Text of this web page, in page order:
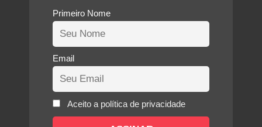
Primeiro Nome
Email
Aceito a política de privacidade